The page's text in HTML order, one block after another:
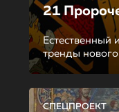
21
Естественный
тренды
СПЕЦПРОЕКТ